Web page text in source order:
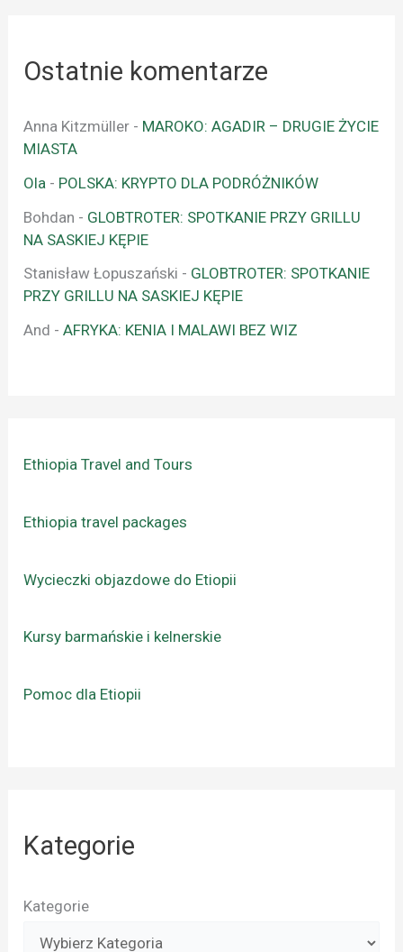
Ostatnie komentarze
Anna Kitzmüller - MAROKO: AGADIR – DRUGIE ŻYCIE
MIASTA
Ola - POLSKA: KRYPTO DLA PODRÓŻNIKÓW
Bohdan - GLOBTROTER: SPOTKANIE PRZY GRILLU
NA SASKIEJ KĘPIE
Stanisław Łopuszański - GLOBTROTER: SPOTKANIE
PRZY GRILLU NA SASKIEJ KĘPIE
And -AFRYKA: KENIA I MALAWI BEZ WIZ
Ethiopia Travel and Tours
Ethiopia travel packages
Wycieczki objazdowe do Etiopii
Kursy barmańskie i kelnerskie
Pomoc dla Etiopii
Kategorie
Kategorie